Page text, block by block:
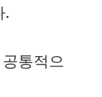
.
통적으